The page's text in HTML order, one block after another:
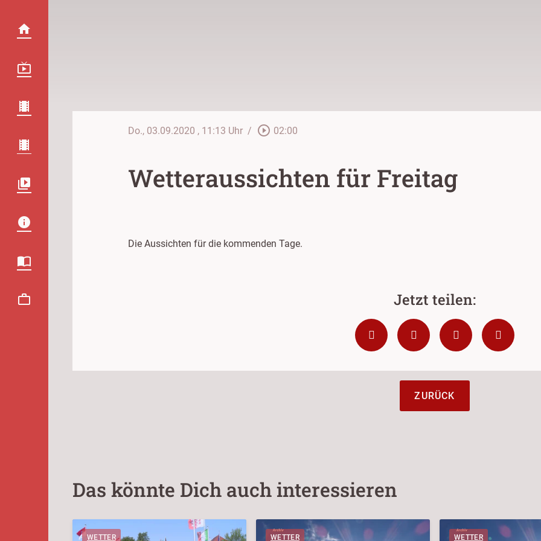
Do., 03.09.2020 , 11:13 Uhr / play_circle_outline 02:00
Wetteraussichten für Freitag
Die Aussichten für die kommenden Tage.
ZURÜCK
Das könnte Dich auch interessieren
WETTER WETTER WETTER